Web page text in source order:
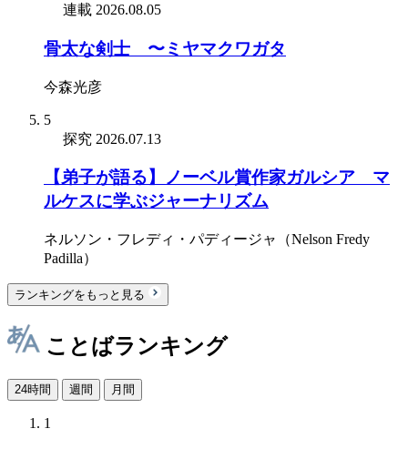
連載 2026.08.05
骨太な剣士 〜ミヤマクワガタ
今森光彦
5
探究 2026.07.13
【弟子が語る】ノーベル賞作家ガルシア゠マ
ルケスに学ぶジャーナリズム
ネルソン・フレディ・パディージャ（Nelson Fredy
Padilla）
ランキングをもっと見る
ことばランキング
24時間 週間 月間
1